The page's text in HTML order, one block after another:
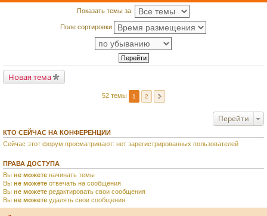
Показать темы за:
Поле сортировки
Новая тема
52 темы 1 2
Перейти
КТО СЕЙЧАС НА КОНФЕРЕНЦИИ
Сейчас этот форум просматривают: нет зарегистрированных пользователей
ПРАВА ДОСТУПА
Вы не можете начинать темы
Вы не можете отвечать на сообщения
Вы не можете редактировать свои сообщения
Вы не можете удалять свои сообщения